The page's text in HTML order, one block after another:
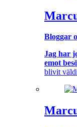
Bloggar
Jag har
emot
blivit